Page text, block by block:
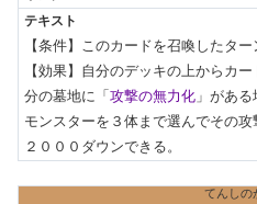
【条件】このカードを召喚したター
【効果】自分のデッキの上からカ
分の墓地に「 攻撃の無力化 」があ
モンスターを３体まで選んでその
２０００ダウンできる。
てんしの